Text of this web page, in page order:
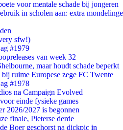
voor mentale schade bij jongeren
in scholen aan: extra mondelinge
sfw!)
#1979
van week 32
maar houdt schade beperkt
ruime Europese zege FC Twente
#1978
na Campaign Evolved
einde fysieke games
2026/2027 is begonnen
finale, Pieterse derde
Boer geschorst na dickpic in